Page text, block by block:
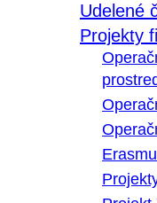
Udelené
Projekty